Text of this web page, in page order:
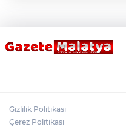
Gizlilik Politikası
Çerez Politikası